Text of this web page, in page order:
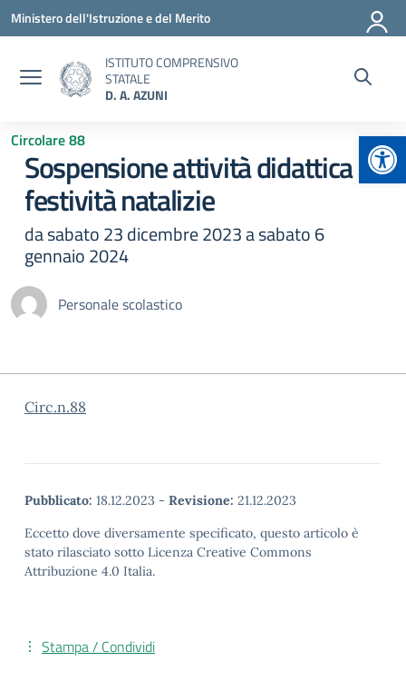
Vai ai contenuti
Vai al menu di navigazione
Vai al footer
Ministero dell'Istruzione e del Merito
ISTITUTO COMPRENSIVO
STATALE
D. A. AZUNI
Circolare 88
Sospensione attività didattica
festività natalizie
da sabato 23 dicembre 2023 a sabato 6
gennaio 2024
Personale scolastico
Circ.n.88
Pubblicato: 18.12.2023 - Revisione: 21.12.2023
Eccetto dove diversamente specificato, questo articolo è
stato rilasciato sotto Licenza Creative Commons
Attribuzione 4.0 Italia.
Stampa / Condividi